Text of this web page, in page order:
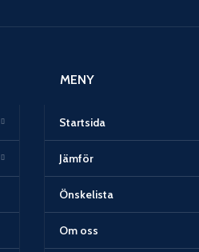
MENY
Startsida
Jämför
Önskelista
Om oss